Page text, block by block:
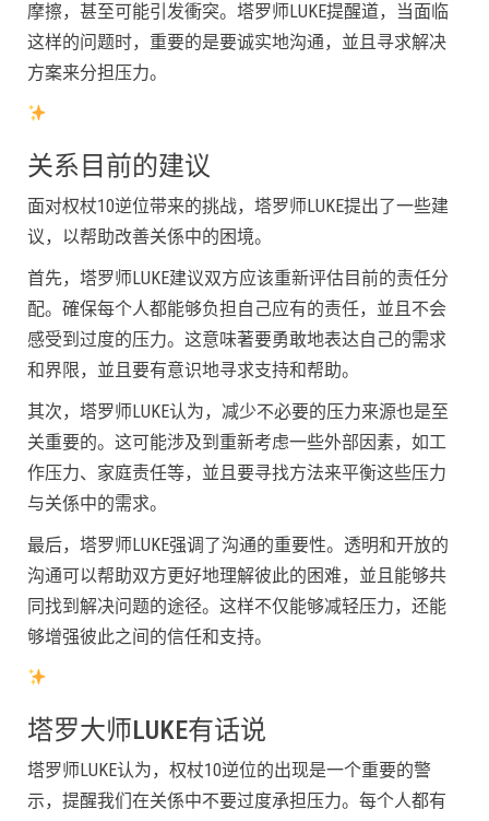
摩擦，甚至可能引发衝突。塔罗师LUKE提醒道，当面临
这样的问题时，重要的是要诚实地沟通，並且寻求解决
方案来分担压力。
关系目前的建议
面对权杖10逆位带来的挑战，塔罗师LUKE提出了一些建
议，以帮助改善关係中的困境。
首先，塔罗师LUKE建议双方应该重新评估目前的责任分
配。確保每个人都能够负担自己应有的责任，並且不会
感受到过度的压力。这意味著要勇敢地表达自己的需求
和界限，並且要有意识地寻求支持和帮助。
其次，塔罗师LUKE认为，减少不必要的压力来源也是至
关重要的。这可能涉及到重新考虑一些外部因素，如工
作压力、家庭责任等，並且要寻找方法来平衡这些压力
与关係中的需求。
最后，塔罗师LUKE强调了沟通的重要性。透明和开放的
沟通可以帮助双方更好地理解彼此的困难，並且能够共
同找到解决问题的途径。这样不仅能够减轻压力，还能
够增强彼此之间的信任和支持。
塔罗大师LUKE有话说
塔罗师LUKE认为，权杖10逆位的出现是一个重要的警
示，提醒我们在关係中不要过度承担压力。每个人都有